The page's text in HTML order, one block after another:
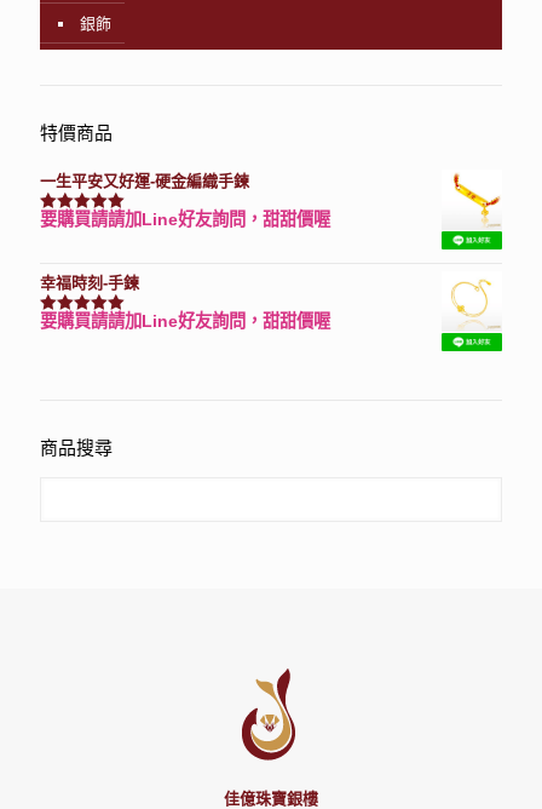
銀飾
特價商品
一生平安又好運-硬金編織手鍊
評分7740滿分 5
要購買請請加Line好友詢問，甜甜價喔
幸福時刻-手鍊
評分3150滿分 5
要購買請請加Line好友詢問，甜甜價喔
商品搜尋
佳億珠寶銀樓